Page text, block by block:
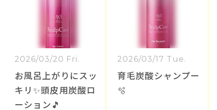
2026/03/20 Fri.
お風呂上がりにスッ
キリ✨頭皮用炭酸ロ
ーション🎵
2026/03/17 Tue.
育毛炭酸シャンプー
🫧